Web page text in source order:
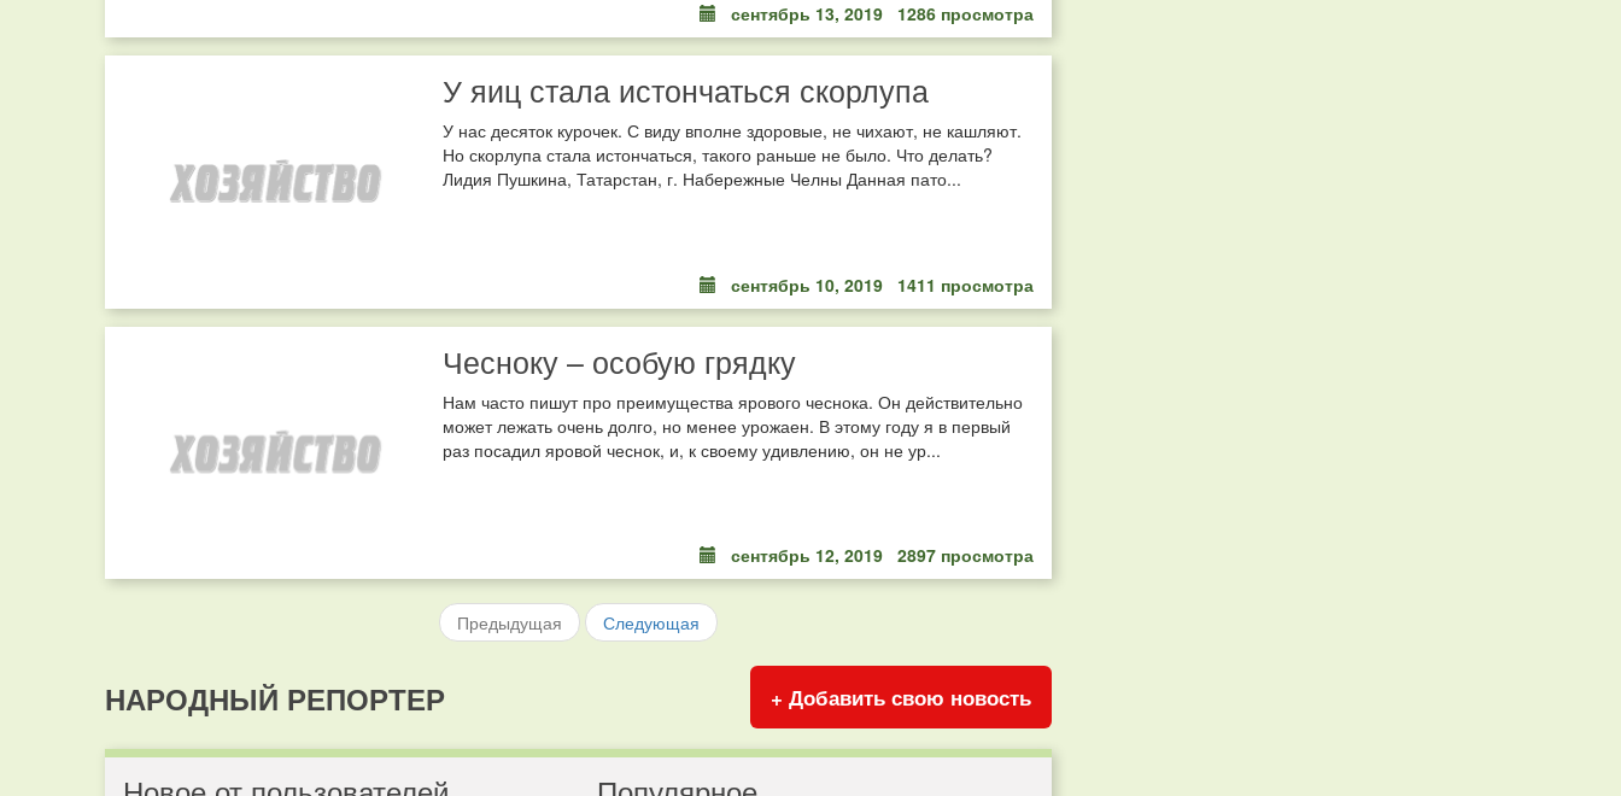
сентябрь 13, 2019 1286 просмотра
У яиц стала истончаться скорлупа
У нас десяток курочек. С виду вполне здоровые, не чихают, не кашляют.
Но скорлупа стала истончаться, такого раньше не было. Что делать?
Лидия Пушкина, Татарстан, г. Набережные Челны Данная пато...
сентябрь 10, 2019 1411 просмотра
Чесноку – особую грядку
Нам часто пишут про преимущества ярового чеснока. Он действительно
может лежать очень долго, но менее урожаен. В этому году я в первый
раз посадил яровой чеснок, и, к своему удивлению, он не ур...
сентябрь 12, 2019 2897 просмотра
Предыдущая Следующая
НАРОДНЫЙ РЕПОРТЕР + Добавить свою новость